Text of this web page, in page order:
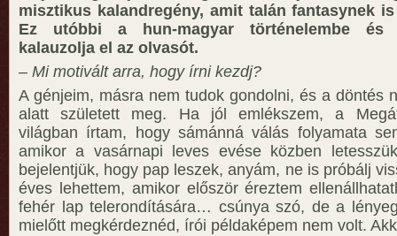
misztikus kalandregény, amit talán fantasynek
Ez utóbbi a hun-magyar történelembe és
kalauzolja el az olvasót.
– Mi motivált arra, hogy írni kezdj?
A génjeim, másra nem tudok gondolni, és a döntés
alatt született meg. Ha jól emlékszem, a
világban írtam, hogy sámánná válás folyamata
amikor a vasárnapi leves evése közben
bejelentjük, hogy pap leszek, anyám, ne is próbálj
éves lehettem, amikor először éreztem
fehér lap telerondítására… csúnya szó, de a
mielőtt megkérdeznéd, írói példaképem nem volt.